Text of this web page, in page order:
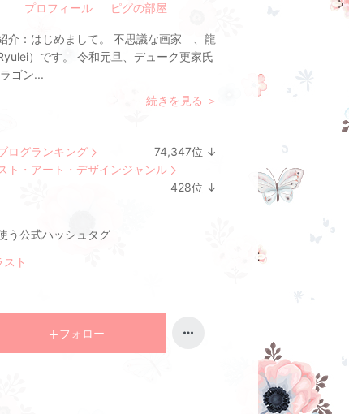
プロフィール ピグの部屋
介： はじめまして。 不思議な画家 、龍
）です。 令和元旦、デューク更家氏
ゴン...
続きを見る ＞
ログランキング 74,347位 ↓
ト・アート・デザインジャンル
428位 ↓
う公式ハッシュタグ
ト
フォロー